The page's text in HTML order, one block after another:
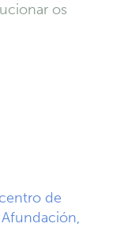
os
de